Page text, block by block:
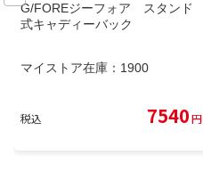
G/FOREジーフォア スタンド
式キャディーバック
マイストア在庫： 1900
税込 7540円